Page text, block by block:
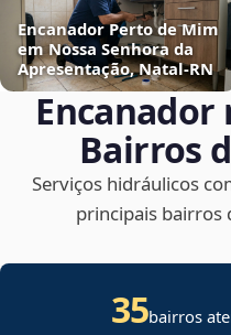
Encanador Perto de Mim
em Nossa Senhora da
Apresentação, Natal‑RN
Encanador
Bairros
Serviços hidráulicos
principais bairros
35bairros